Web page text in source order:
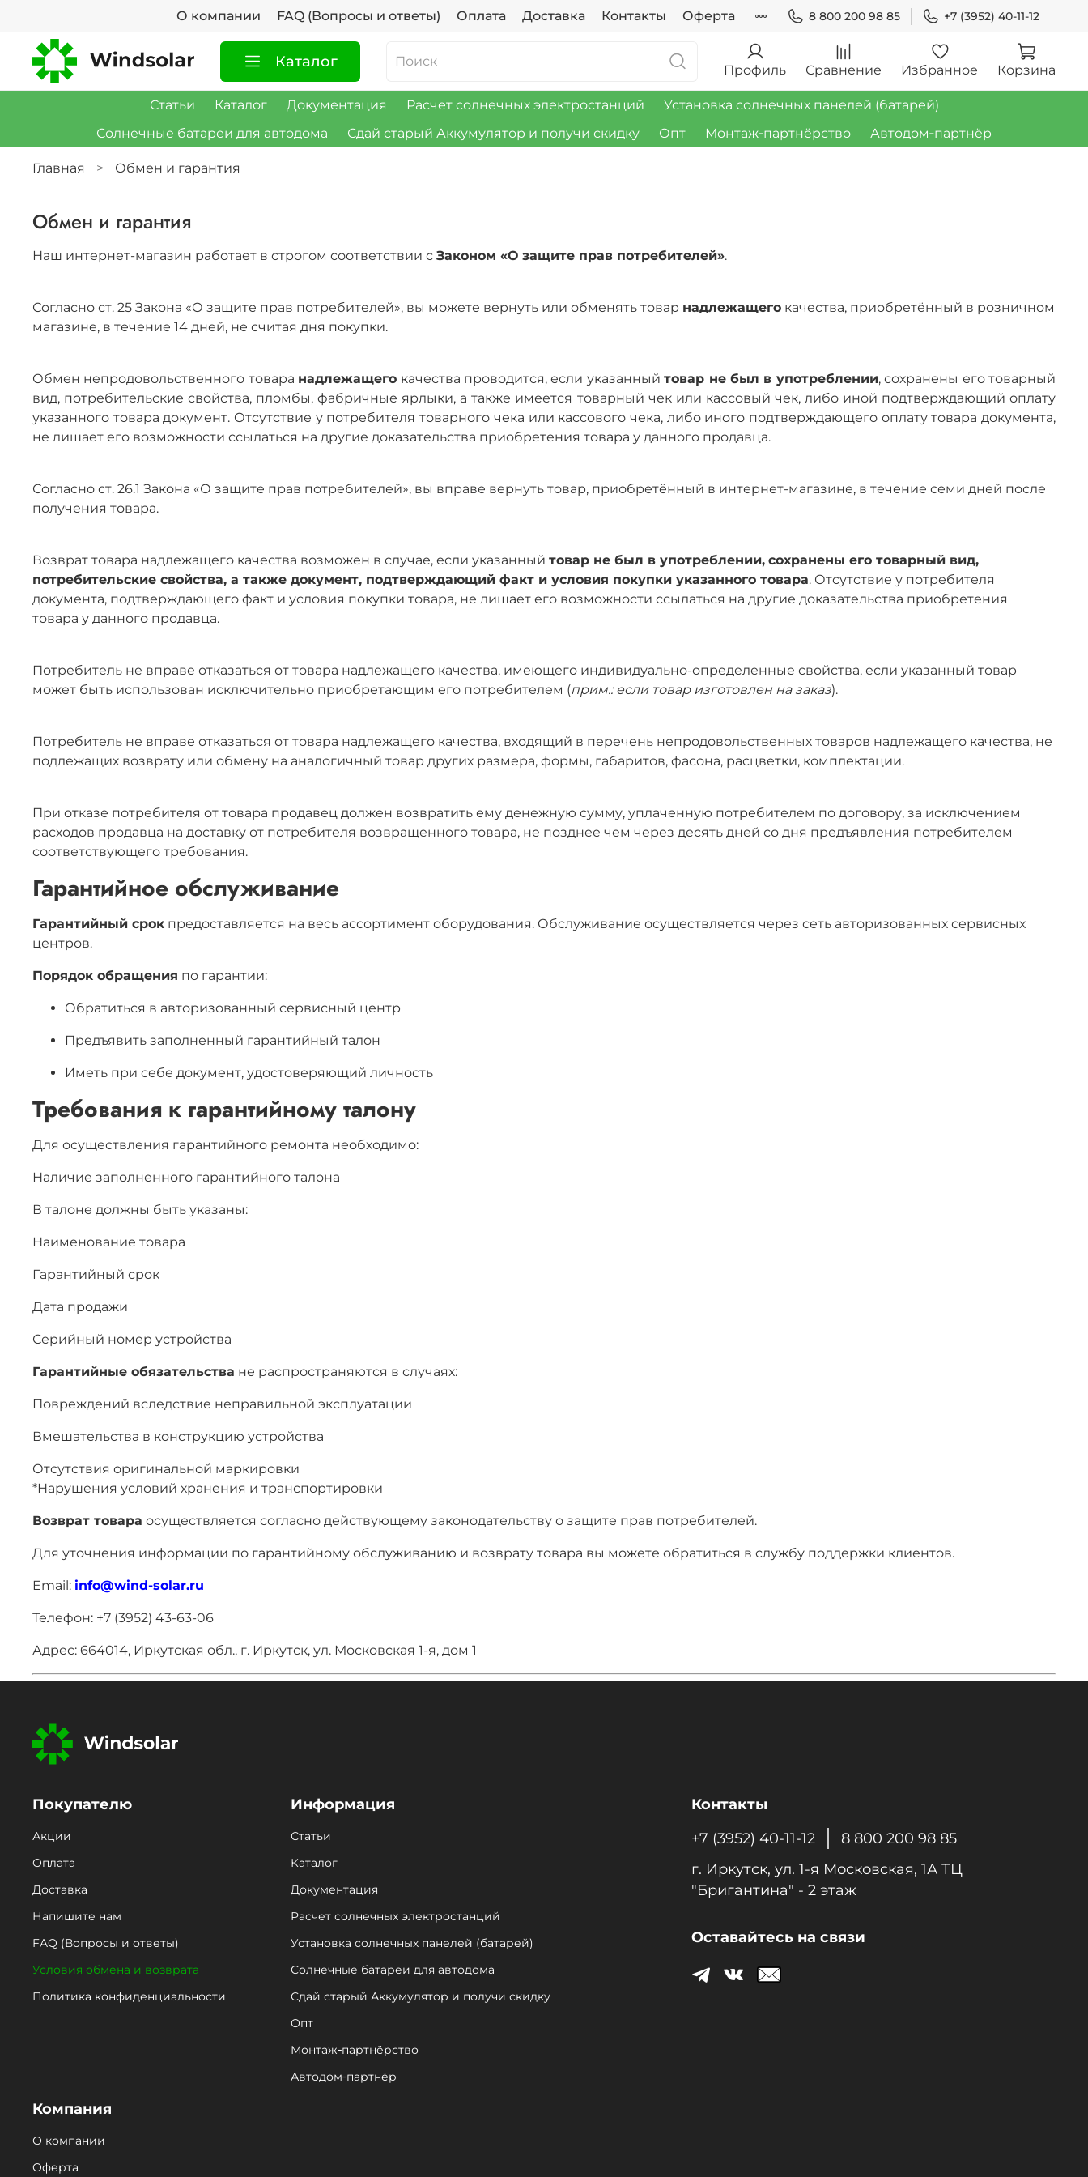
О компании FAQ (Вопросы и ответы) Оплата Доставка Контакты Оферта 8 800 200 98 85 +7 (3952) 40-11-12
Каталог Профиль Сравнение Избранное Корзина
Статьи Каталог Документация Расчет солнечных электростанций
Установка солнечных панелей (батарей)
Солнечные батареи для автодома
Сдай старый Аккумулятор и получи скидку Опт Монтаж‑партнёрство Автодом‑партнёр
Главная Обмен и гарантия
Обмен и гарантия
Наш интернет-магазин работает в строгом соответствии с Законом «О защите прав потребителей».
Согласно ст. 25 Закона «О защите прав потребителей», вы можете вернуть или обменять товар надлежащего качества, приобретённый в розничном
магазине, в течение 14 дней, не считая дня покупки.
Обмен непродовольственного товара надлежащего качества проводится, если указанныйтовар не был в употреблении, сохранены его товарный
вид, потребительские свойства, пломбы, фабричные ярлыки, а также имеется товарный чек или кассовый чек, либо иной подтверждающий оплату
указанного товара документ. Отсутствие у потребителя товарного чека или кассового чека, либо иного подтверждающего оплату товара документа,
не лишает его возможности ссылаться на другие доказательства приобретения товара у данного продавца.
Согласно ст. 26.1 Закона «О защите прав потребителей», вы вправе вернуть товар, приобретённый в интернет-магазине, в течение семи дней после
получения товара.
Возврат товара надлежащего качества возможен в случае, если указанный товар не был в употреблении, сохранены его товарный вид,
потребительские свойства, а также документ, подтверждающий факт и условия покупки указанного товара. Отсутствие у потребителя
документа, подтверждающего факт и условия покупки товара, не лишает его возможности ссылаться на другие доказательства приобретения
товара у данного продавца.
Потребитель не вправе отказаться от товара надлежащего качества, имеющего индивидуально-определенные свойства, если указанный товар
может быть использован исключительно приобретающим его потребителем (прим.: если товар изготовлен на заказ).
Потребитель не вправе отказаться от товара надлежащего качества, входящий в перечень непродовольственных товаров надлежащего качества, не
подлежащих возврату или обмену на аналогичный товар других размера, формы, габаритов, фасона, расцветки, комплектации.
При отказе потребителя от товара продавец должен возвратить ему денежную сумму, уплаченную потребителем по договору, за исключением
расходов продавца на доставку от потребителя возвращенного товара, не позднее чем через десять дней со дня предъявления потребителем
соответствующего требования.
Гарантийное обслуживание
Гарантийный срок предоставляется на весь ассортимент оборудования. Обслуживание осуществляется через сеть авторизованных сервисных
центров.
Порядок обращения по гарантии:
Обратиться в авторизованный сервисный центр
Предъявить заполненный гарантийный талон
Иметь при себе документ, удостоверяющий личность
Требования к гарантийному талону
Для осуществления гарантийного ремонта необходимо:
Наличие заполненного гарантийного талона
В талоне должны быть указаны:
Наименование товара
Гарантийный срок
Дата продажи
Серийный номер устройства
Гарантийные обязательства не распространяются в случаях:
Повреждений вследствие неправильной эксплуатации
Вмешательства в конструкцию устройства
Отсутствия оригинальной маркировки
*Нарушения условий хранения и транспортировки
Возврат товара осуществляется согласно действующему законодательству о защите прав потребителей.
Для уточнения информации по гарантийному обслуживанию и возврату товара вы можете обратиться в службу поддержки клиентов.
Email: info@wind-solar.ru
Телефон: +7 (3952) 43-63-06
Адрес: 664014, Иркутская обл., г. Иркутск, ул. Московская 1-я, дом 1
Покупателю
Акции
Оплата
Доставка
Напишите нам
FAQ (Вопросы и ответы)
Условия обмена и возврата
Политика конфиденциальности
Информация
Статьи
Каталог
Документация
Расчет солнечных электростанций
Установка солнечных панелей (батарей)
Солнечные батареи для автодома
Сдай старый Аккумулятор и получи скидку
Опт
Монтаж‑партнёрство
Автодом‑партнёр
Компания
О компании
Оферта
Контакты
+7 (3952) 40-11-12
8 800 200 98 85
г. Иркутск, ул. 1-я Московcкая, 1А ТЦ
"Бригантина" - 2 этаж
Оставайтесь на связи